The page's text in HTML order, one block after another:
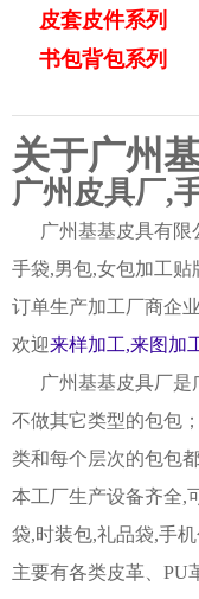
皮套皮件系列
书包背包系列
关于广州
广州皮具厂,
广州基基皮具有限
手袋,男包,女包加工
订单生产加工厂商企业
欢迎来样加工,来图加
广州基基皮具厂是
不做其它类型的包包
类和每个层次的包包
本工厂生产设备齐全,
袋,时装包,礼品袋,手
主要有各类皮革、PU